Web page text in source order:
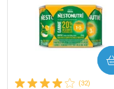
(32)
COMPRAR